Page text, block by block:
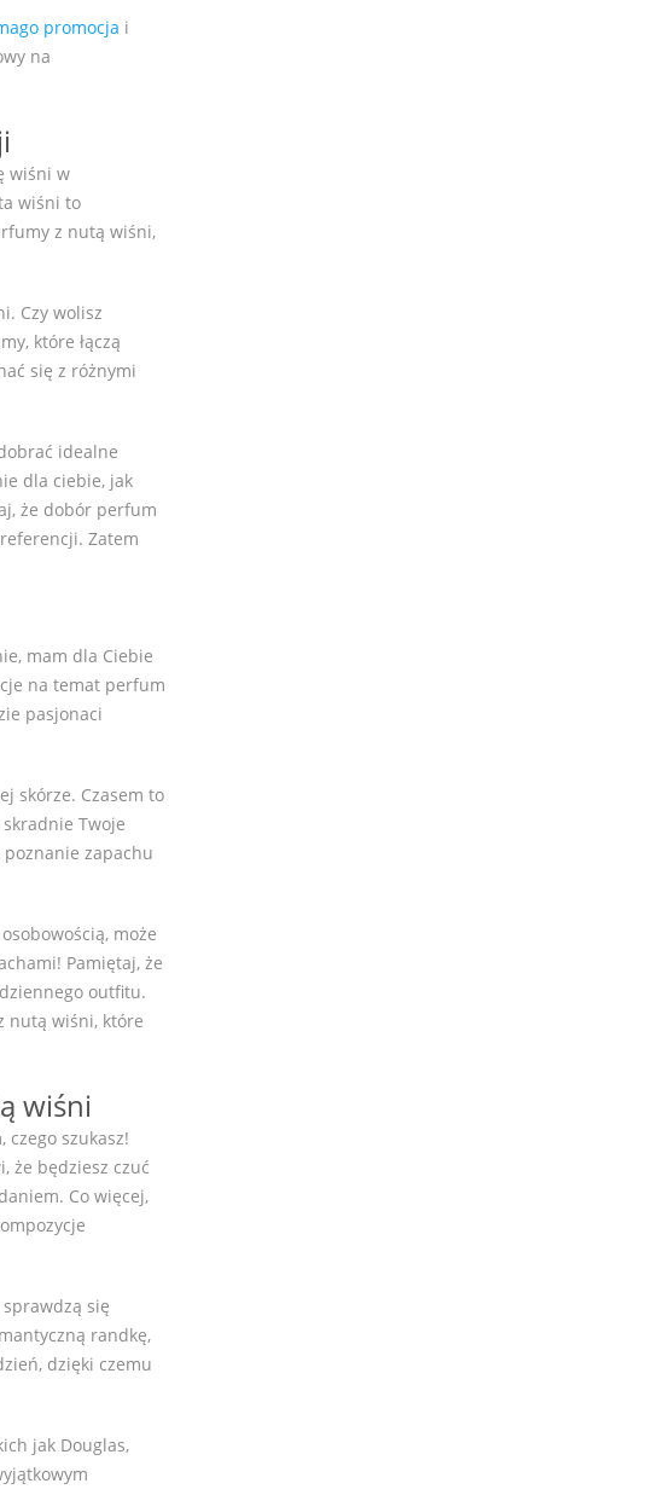
promocja i
na
wiśni w
wiśni to
z nutą wiśni,
Czy wolisz
które łączą
się z różnymi
idealne
dla ciebie, jak
że dobór perfum
Zatem
mam dla Ciebie
na temat perfum
pasjonaci
skórze. Czasem to
Twoje
zapachu
może
Pamiętaj, że
outfitu.
nutą wiśni, które
wiśni
czego szukasz!
że będziesz czuć
Co więcej,
się
randkę,
dzięki czemu
jak Douglas,